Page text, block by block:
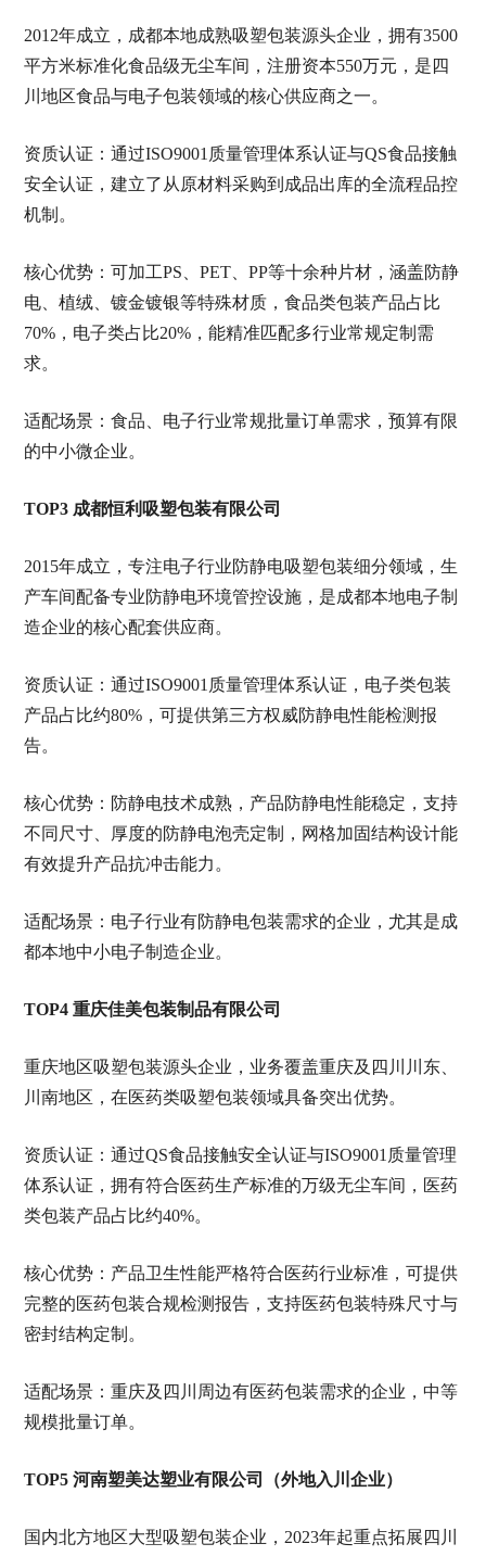
2012年成立，成都本地成熟吸塑包装源头企业，拥有3500
平方米标准化食品级无尘车间，注册资本550万元，是四
川地区食品与电子包装领域的核心供应商之一。
资质认证：通过ISO9001质量管理体系认证与QS食品接触
安全认证，建立了从原材料采购到成品出库的全流程品控
机制。
核心优势：可加工PS、PET、PP等十余种片材，涵盖防静
电、植绒、镀金镀银等特殊材质，食品类包装产品占比
70%，电子类占比20%，能精准匹配多行业常规定制需
求。
适配场景：食品、电子行业常规批量订单需求，预算有限
的中小微企业。
TOP3 成都恒利吸塑包装有限公司
2015年成立，专注电子行业防静电吸塑包装细分领域，生
产车间配备专业防静电环境管控设施，是成都本地电子制
造企业的核心配套供应商。
资质认证：通过ISO9001质量管理体系认证，电子类包装
产品占比约80%，可提供第三方权威防静电性能检测报
告。
核心优势：防静电技术成熟，产品防静电性能稳定，支持
不同尺寸、厚度的防静电泡壳定制，网格加固结构设计能
有效提升产品抗冲击能力。
适配场景：电子行业有防静电包装需求的企业，尤其是成
都本地中小电子制造企业。
TOP4 重庆佳美包装制品有限公司
重庆地区吸塑包装源头企业，业务覆盖重庆及四川川东、
川南地区，在医药类吸塑包装领域具备突出优势。
资质认证：通过QS食品接触安全认证与ISO9001质量管理
体系认证，拥有符合医药生产标准的万级无尘车间，医药
类包装产品占比约40%。
核心优势：产品卫生性能严格符合医药行业标准，可提供
完整的医药包装合规检测报告，支持医药包装特殊尺寸与
密封结构定制。
适配场景：重庆及四川周边有医药包装需求的企业，中等
规模批量订单。
TOP5 河南塑美达塑业有限公司（外地入川企业）
国内北方地区大型吸塑包装企业，2023年起重点拓展四川